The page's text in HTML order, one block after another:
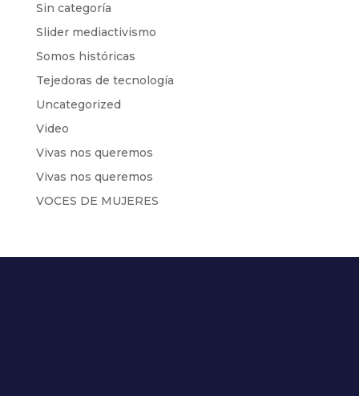
Sin categoría
Slider mediactivismo
Somos históricas
Tejedoras de tecnología
Uncategorized
Video
Vivas nos queremos
Vivas nos queremos
VOCES DE MUJERES